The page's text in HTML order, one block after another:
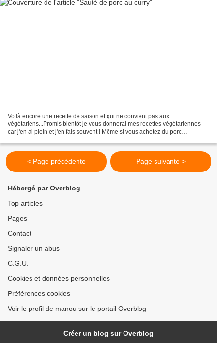
Voilà encore une recette de saison et qui ne convient pas aux
végétariens...Promis bientôt je vous donnerai mes recettes végétariennes
car j'en ai plein et j'en fais souvent ! Même si vous achetez du porc
< Page précédente Page suivante >
Hébergé par Overblog
Top articles
Pages
Contact
Signaler un abus
C.G.U.
Cookies et données personnelles
Préférences cookies
Voir le profil de manou sur le portail Overblog
Créer un blog sur Overblog